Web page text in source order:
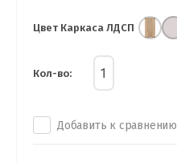
Цвет Каркаса ЛДСП
Кол-во:
Добавить к сравнению